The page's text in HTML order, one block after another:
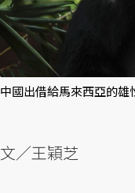
中國出借給馬來西亞的
文／王穎芝